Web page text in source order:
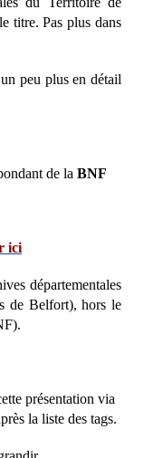
titre. Pas plus dans
peu plus en détail
de la BNF
ici
départementales
de Belfort), hors le
présentation via
la liste des tags.